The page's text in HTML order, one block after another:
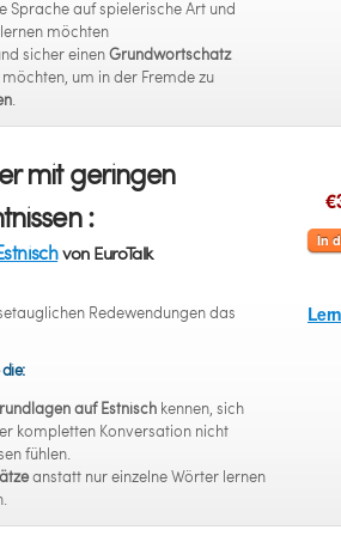
Sprache auf spielerische Art und
möchten
sicher einenGrundwortschatz
um in der Fremde zu
.
mit geringen
:
von EuroTalk
Redewendungen das
auf Estnisch kennen, sich
kompletten Konversation nicht
fühlen.
anstatt nur einzelne Wörter lernen
In